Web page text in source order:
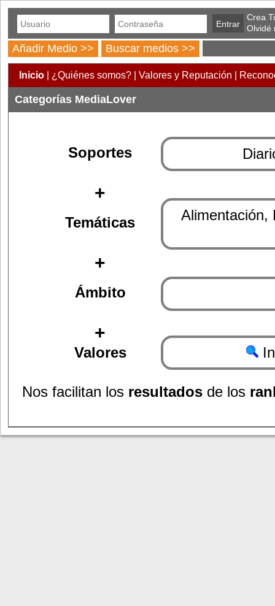
Crea
Olvidé
Añadir Medio >> Buscar medios >>
Inicio ¿Quiénes somos? Valores y Reputación
Categorías MediaLover
Soportes
+
Temáticas
+
Alimentación,
Ámbito
+
Valores
Nos facilitan los resultados de los